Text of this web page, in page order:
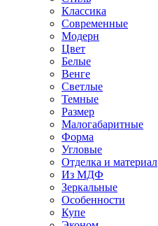
Классика
Современные
Модерн
Цвет
Белые
Венге
Светлые
Темные
Размер
Малогабаритные
Форма
Угловые
Отделка и материал
Из МДФ
Зеркальные
Особенности
Купе